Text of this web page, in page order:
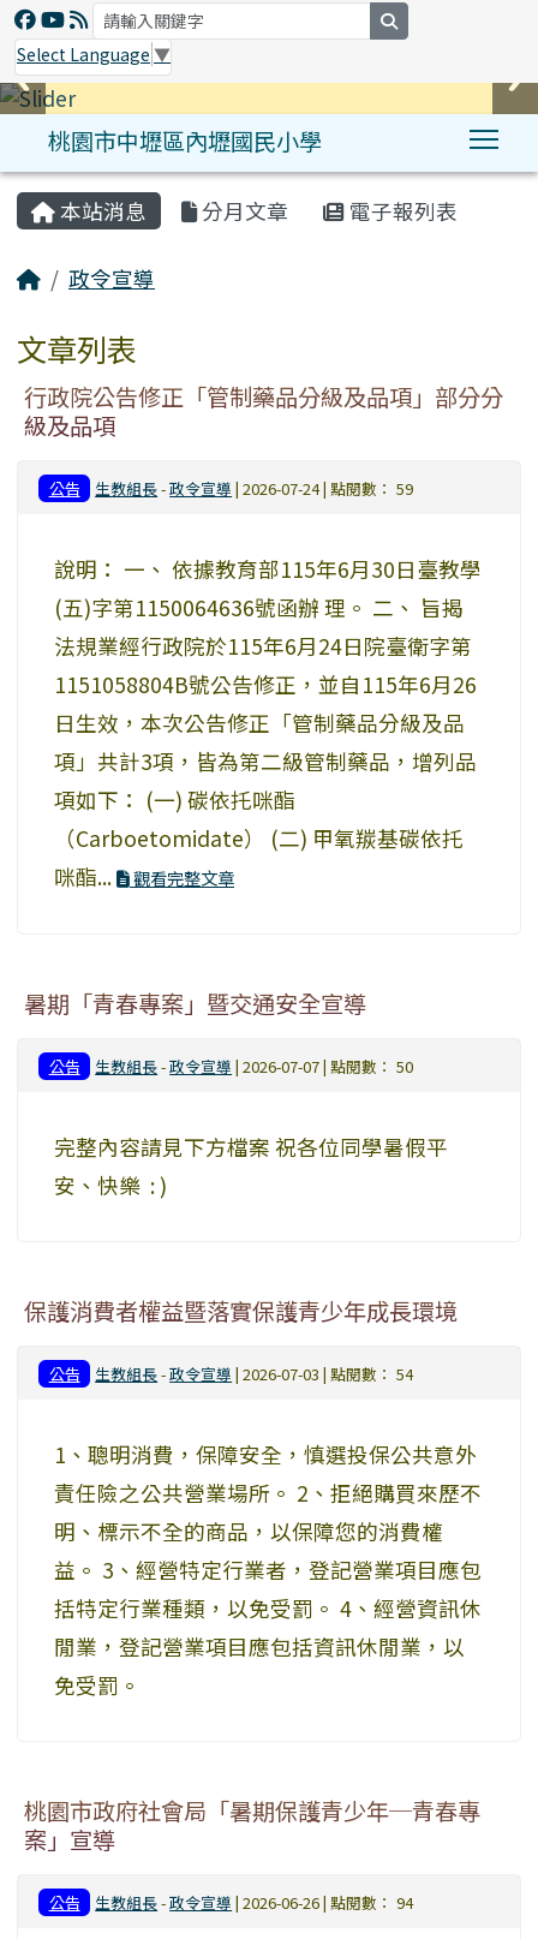
Select Language ▼
桃園市中壢區內壢國民小學
:::
本站消息 分月文章 電子報列表
政令宣導
文章列表
行政院公告修正「管制藥品分級及品項」部分分
級及品項
公告 生教組長-政令宣導 | 2026-07-24 | 點閱數： 59
說明： 一、 依據教育部115年6月30日臺教學
(五)字第1150064636號函辦 理。 二、 旨揭
法規業經行政院於115年6月24日院臺衛字第
1151058804B號公告修正，並自115年6月26
日生效，本次公告修正「管制藥品分級及品
項」共計3項，皆為第二級管制藥品，增列品
項如下： (一) 碳依托咪酯
（Carboetomidate） (二) 甲氧羰基碳依托
咪酯...
觀看完整文章
暑期「青春專案」暨交通安全宣導
公告 生教組長-政令宣導 | 2026-07-07 | 點閱數： 50
完整內容請見下方檔案 祝各位同學暑假平
安、快樂 : )
保護消費者權益暨落實保護青少年成長環境
公告 生教組長-政令宣導 | 2026-07-03 | 點閱數： 54
1、聰明消費，保障安全，慎選投保公共意外
責任險之公共營業場所。 2、拒絕購買來歷不
明、標示不全的商品，以保障您的消費權
益。 3、經營特定行業者，登記營業項目應包
括特定行業種類，以免受罰。 4、經營資訊休
閒業，登記營業項目應包括資訊休閒業，以
免受罰。
桃園市政府社會局「暑期保護青少年─青春專
案」宣導
公告 生教組長-政令宣導 | 2026-06-26 | 點閱數： 94